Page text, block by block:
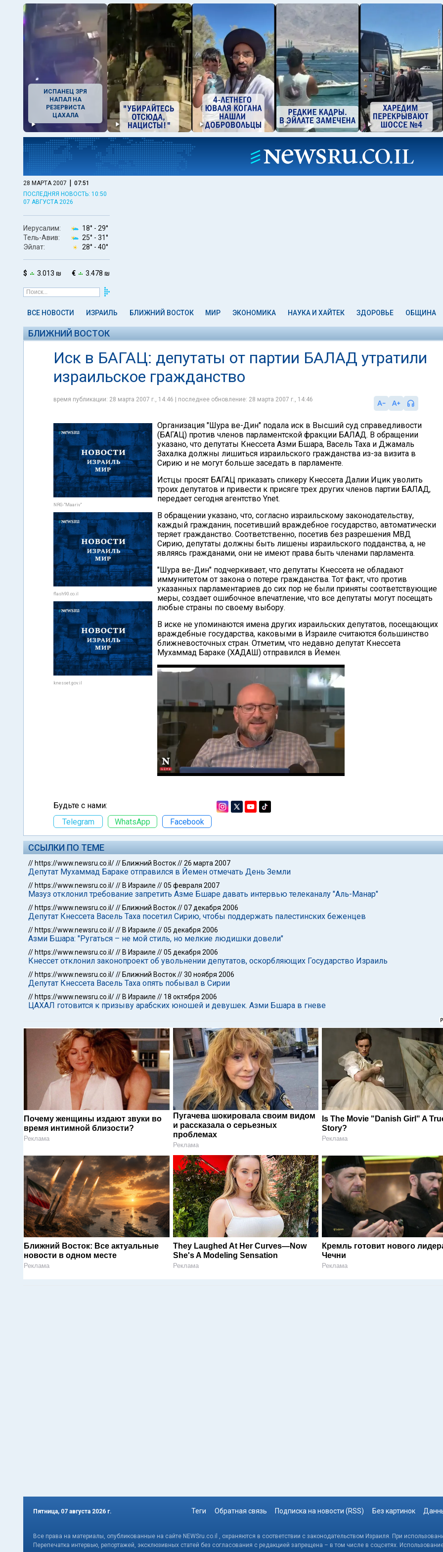
ИСПАНЕЦ ЗРЯ
НАПАЛ НА
РЕЗЕРВИСТА
ЦАХАЛА
28 МАРТА 2007 | 07:51
ПОСЛЕДНЯЯ НОВОСТЬ: 10:50
07 АВГУСТА 2026
Иерусалим: 18° - 29°
Тель-Авив:
25° - 31°
Эйлат:
28° - 40°
$ 3.013 ₪ € 3.478 ₪
ВСЕ НОВОСТИ ИЗРАИЛЬ БЛИЖНИЙ ВОСТОК МИР ЭКОНОМИКА НАУКА И ХАЙТЕК ЗДОРОВЬЕ ОБЩИНА
БЛИЖНИЙ ВОСТОК
Иск в БАГАЦ: депутаты от партии БАЛАД утратили
израильское гражданство
время публикации: 28 марта 2007 г., 14:46 | последнее обновление: 28 марта 2007 г., 14:46
NRG-"Maariv"
flash90.co.il
knesset.gov.il
Организация "Шура ве-Дин" подала иск в Высший суд справедливости
(БАГАЦ) против членов парламентской фракции БАЛАД. В обращении
указано, что депутаты Кнессета Азми Бшара, Васель Таха и Джамаль
Захалка должны лишиться израильского гражданства из-за визита в
Сирию и не могут больше заседать в парламенте.
Истцы просят БАГАЦ приказать спикеру Кнессета Далии Ицик уволить
троих депутатов и привести к присяге трех других членов партии БАЛАД,
передает сегодня агентство Ynet.
В обращении указано, что, согласно израильскому законодательству,
каждый гражданин, посетивший враждебное государство, автоматически
теряет гражданство. Соответственно, посетив без разрешения МВД
Сирию, депутаты должны быть лишены израильского подданства, а, не
являясь гражданами, они не имеют права быть членами парламента.
"Шура ве-Дин" подчеркивает, что депутаты Кнессета не обладают
иммунитетом от закона о потере гражданства. Тот факт, что против
указанных парламентариев до сих пор не были приняты соответствующие
меры, создает ошибочное впечатление, что все депутаты могут посещать
любые страны по своему выбору.
В иске не упоминаются имена других израильских депутатов, посещающих
враждебные государства, каковыми в Израиле считаются большинство
ближневосточных стран. Отметим, что недавно депутат Кнессета
Мухаммад Бараке (ХАДАШ) отправился в Йемен.
Будьте с нами:
Telegram
WhatsApp Facebook
ССЫЛКИ ПО ТЕМЕ
// https://www.newsru.co.il/// Ближний Восток//26 марта 2007
Депутат Мухаммад Бараке отправился в Йемен отмечать День Земли
// https://www.newsru.co.il/// В Израиле //05 февраля 2007
Мазуз отклонил требование запретить Азме Бшаре давать интервью телеканалу "Аль-Манар"
// https://www.newsru.co.il/// Ближний Восток//07 декабря 2006
Депутат Кнессета Васель Таха посетил Сирию, чтобы поддержать палестинских беженцев
// https://www.newsru.co.il/// В Израиле //05 декабря 2006
Азми Бшара: "Ругаться – не мой стиль, но мелкие людишки довели"
// https://www.newsru.co.il/// В Израиле //05 декабря 2006
Кнессет отклонил законопроект об увольнении депутатов, оскорбляющих Государство Израиль
// https://www.newsru.co.il/// Ближний Восток//30 ноября 2006
Депутат Кнессета Васель Таха опять побывал в Сирии
// https://www.newsru.co.il/// В Израиле // 18 октября 2006
ЦАХАЛ готовится к призыву арабских юношей и девушек. Азми Бшара в гневе
Почему женщины издают звуки во
время интимной близости?
Реклама
Пугачева шокировала своим видом
и рассказала о серьезных
проблемах
Реклама
Is The Movie "Danish Girl" A
Story?
Реклама
Ближний Восток: Все актуальные
новости в одном месте
Реклама
They Laughed At Her Curves—Now
She's A Modeling Sensation
Реклама
Кремль готовит нового
Чечни
Реклама
Пятница, 07 августа 2026 г. Теги Обратная связь Подписка на новости (RSS) Без картинок
Все права на материалы, опубликованные на сайте NEWSru.co.il , охраняются в соответствии с законодательством Израиля. При
Перепечатка интервью, репортажей, эксклюзивных статей без согласования с редакцией запрещена – в том числе в соцсетях.